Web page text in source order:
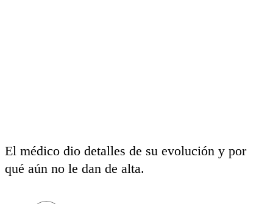
El médico dio detalles de su evolución y por
qué aún no le dan de alta.